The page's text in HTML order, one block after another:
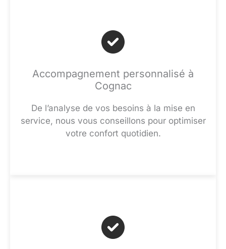
Accompagnement personnalisé à
Cognac
De l’analyse de vos besoins à la mise en
service, nous vous conseillons pour optimiser
votre confort quotidien.